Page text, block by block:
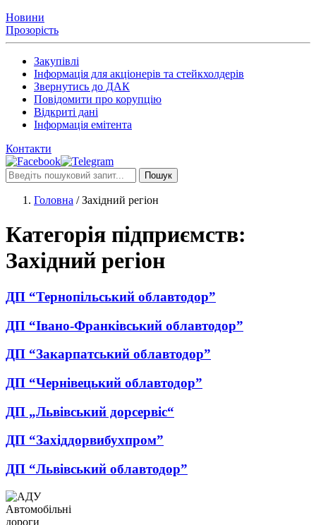
Новини
Прозорість
Закупівлі
Інформація для акціонерів та стейкхолдерів
Звернутись до ДАК
Повідомити про корупцію
Відкриті дані
Інформація емітента
Контакти
Пошук
Головна /Західний регіон
Категорія підприємств:
Західний регіон
ДП “Тернопільський облавтодор”
ДП “Івано-Франківський облавтодор”
ДП “Закарпатський облавтодор”
ДП “Чернівецький облавтодор”
ДП „Львівський дорсервіс“
ДП “Західдорвибухпром”
ДП “Львівський облавтодор”
Автомобільні
дороги